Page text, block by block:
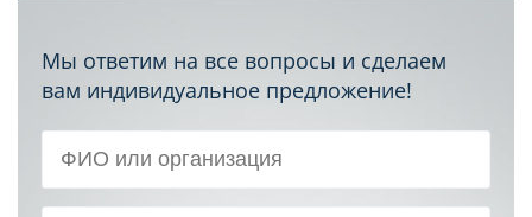
Мы ответим на все вопросы и сделаем
вам индивидуальное предложение!